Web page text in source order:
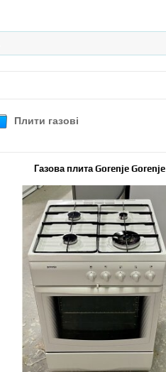
Плити газові
Газова плита Gorenje Gorenje